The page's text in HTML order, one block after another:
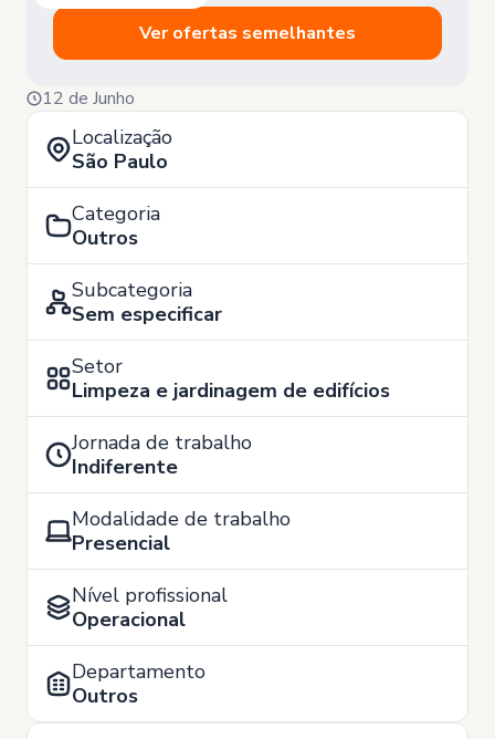
Ver ofertas semelhantes
12 de Junho
Localização
São Paulo
Categoria
Outros
Subcategoria
Sem especificar
Setor
Limpeza e jardinagem de edifícios
Jornada de trabalho
Indiferente
Modalidade de trabalho
Presencial
Nível profissional
Operacional
Departamento
Outros